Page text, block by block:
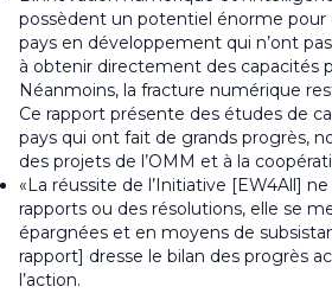
possèdent un potentiel énorme pour
pays en développement qui n’ont
à obtenir directement des capacités
Néanmoins, la fracture numérique
Ce rapport présente des études de
pays qui ont fait de grands progrès,
des projets de l’OMM et à la
«La réussite de l’Initiative [EW4All] ne
rapports ou des résolutions, elle se
épargnées et en moyens de
rapport] dresse le bilan des progrès
l’action.